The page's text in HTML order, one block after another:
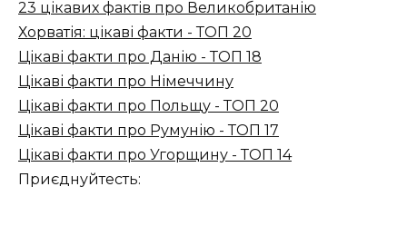
23 цікавих фактів про Великобританію
Хорватія: цікаві факти - ТОП 20
Цікаві факти про Данію - ТОП 18
Цікаві факти про Німеччину
Цікаві факти про Польщу - ТОП 20
Цікаві факти про Румунію - ТОП 17
Цікаві факти про Угорщину - ТОП 14
Приєднуйтесть: